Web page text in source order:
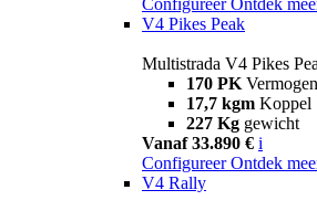
V4 Pikes Peak
Multistrada V4 Pikes
170 PK Vermogen
17,7 kgm Koppel
227 Kg gewicht
Vanaf 33.890 € i
Configureer Ontdek
V4 Rally